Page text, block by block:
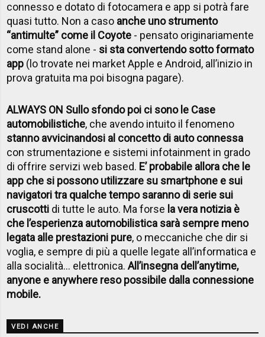
connesso e dotato di fotocamera e app si potrà fare
quasi tutto. Non a caso anche uno strumento
“antimulte” come il Coyote - pensato originariamente
come stand alone - si sta convertendo sotto formato
app (lo trovate nei market Apple e Android, all’inizio in
prova gratuita ma poi bisogna pagare).
ALWAYS ON Sullo sfondo poi ci sono le Case
automobilistiche, che avendo intuito il fenomeno
stanno avvicinandosi al concetto di auto connessa
con strumentazione e sistemi infotainment in grado
di offrire servizi web based. E’ probabile allora che le
app che si possono utilizzare su smartphone e sui
navigatori tra qualche tempo saranno di serie sui
cruscotti di tutte le auto. Ma forse la vera notizia è
che l’esperienza automobilistica sarà sempre meno
legata alle prestazioni pure, o meccaniche che dir si
voglia, e sempre di più a quelle legate all’informatica e
alla socialità… elettronica.All’insegna dell’anytime,
anyone e anywhere reso possibile dalla connessione
mobile.
VEDI ANCHE